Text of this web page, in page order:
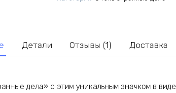
странные
Детали Отзывы (1) Доставка
дела» с этим уникальным значком в